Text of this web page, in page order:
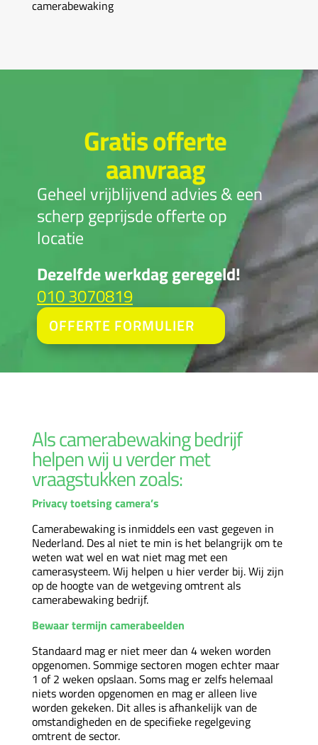
camerabewaking
Gratis offerte
aanvraag
Geheel vrijblijvend advies & een
scherp geprijsde offerte op
locatie
Dezelfde werkdag geregeld!
010 3070819
OFFERTE FORMULIER
Als camerabewaking bedrijf
helpen wij u verder met
vraagstukken zoals:
Privacy toetsing camera’s
Camerabewaking is inmiddels een vast gegeven in
Nederland. Des al niet te min is het belangrijk om te
weten wat wel en wat niet mag met een
camerasysteem. Wij helpen u hier verder bij. Wij zijn
op de hoogte van de wetgeving omtrent als
camerabewaking bedrijf.
Bewaar termijn camerabeelden
Standaard mag er niet meer dan 4 weken worden
opgenomen. Sommige sectoren mogen echter maar
1 of 2 weken opslaan. Soms mag er zelfs helemaal
niets worden opgenomen en mag er alleen live
worden gekeken. Dit alles is afhankelijk van de
omstandigheden en de specifieke regelgeving
omtrent de sector.